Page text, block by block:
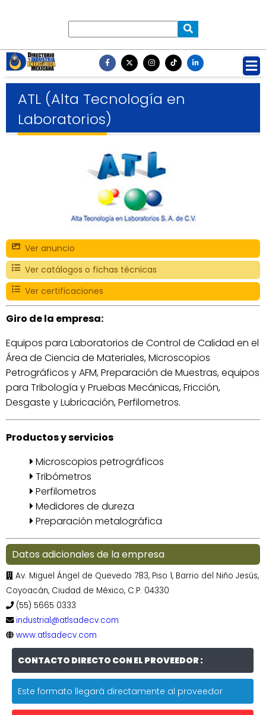
ATL (Alta Tecnología en
Laboratorios)
Ver anuncio
Ver catálogos o fichas técnicas
Ver certificaciones
Giro de la empresa:
Equipos para Laboratorios de Control de Calidad en el
Área de Ciencia de Materiales, Microscopios
Petrográficos y AFM, Preparación de Muestras, equipos
para Tribología y Pruebas Mecánicas, Fricción,
Desgaste y Lubricación, Perfilometros.
Productos y servicios
Microscopios petrográficos
Tribómetros
Perfilometros
Medidores de dureza
Preparación metalográfica
Datos adicionales de la empresa
Av. Miguel Ángel de Quevedo 783, Piso 1, Barrio del Niño Jesús,
Coyoacán, Ciudad de México, C.P. 04330
(55) 5665 0333
industrial@atlsadecv.com
www.atlsadecv.com
CONTACTO DIRECTO CON EL PROVEEDOR :
Este formato llegará directamente al proveedor